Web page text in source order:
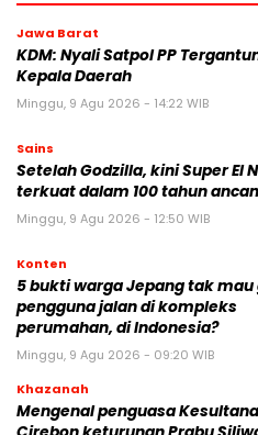
Jawa Barat
KDM: Nyali Satpol PP
Kepala Daerah
Minggu, 9 Agu 2026 - 14:22 WIB
Sains
Setelah Godzilla, kini Super El
terkuat dalam 100 tahun
Minggu, 9 Agu 2026 - 12:50 WIB
Konten
5 bukti warga Jepang tak mau
pengguna jalan di kompleks
perumahan, di Indonesia?
Minggu, 9 Agu 2026 - 09:20 WIB
Khazanah
Mengenal penguasa